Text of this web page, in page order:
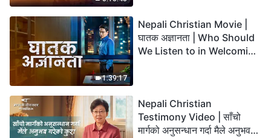
1:39:17
Nepali Christian Movie |
घातक अज्ञानता | Who Should
We Listen to in Welcoming
Nepali Christian
Testimony Video | साँचो
मार्गको अनुसन्धान गर्दा मैले अनुभव